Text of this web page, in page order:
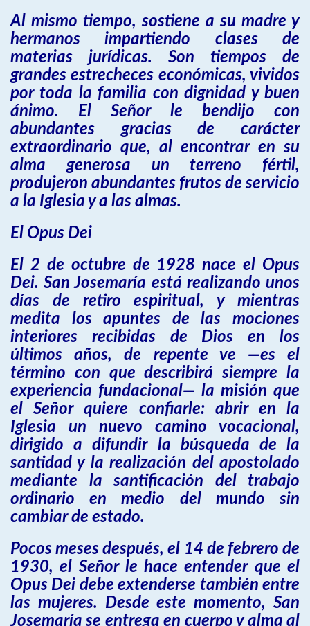
Al mismo tiempo, sostiene a su madre y
hermanos impartiendo clases de
materias jurídicas. Son tiempos de
grandes estrecheces económicas, vividos
por toda la familia con dignidad y buen
ánimo. El Señor le bendijo con
abundantes gracias de carácter
extraordinario que, al encontrar en su
alma generosa un terreno fértil,
produjeron abundantes frutos de servicio
a la Iglesia y a las almas.
El Opus Dei
El 2 de octubre de 1928 nace el Opus
Dei. San Josemaría está realizando unos
días de retiro espiritual, y mientras
medita los apuntes de las mociones
interiores recibidas de Dios en los
últimos años, de repente ve —es el
término con que describirá siempre la
experiencia fundacional— la misión que
el Señor quiere confiarle: abrir en la
Iglesia un nuevo camino vocacional,
dirigido a difundir la búsqueda de la
santidad y la realización del apostolado
mediante la santificación del trabajo
ordinario en medio del mundo sin
cambiar de estado.
Pocos meses después, el 14 de febrero de
1930, el Señor le hace entender que el
Opus Dei debe extenderse también entre
las mujeres. Desde este momento, San
Josemaría se entrega en cuerpo y alma al